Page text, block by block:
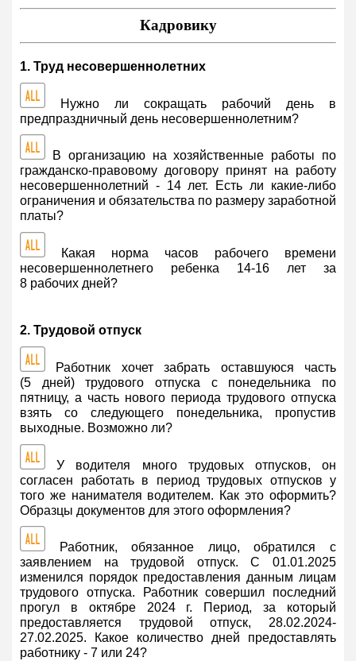
Кадровику
1. Труд несовершеннолетних
Нужно ли сокращать рабочий день в
предпраздничный день несовершеннолетним?
В организацию на хозяйственные работы по
гражданско-правовому договору принят на работу
несовершеннолетний - 14 лет. Есть ли какие-либо
ограничения и обязательства по размеру заработной
платы?
Какая норма часов рабочего времени
несовершеннолетнего ребенка 14-16 лет за
8 рабочих дней?
2. Трудовой отпуск
Работник хочет забрать оставшуюся часть
(5 дней) трудового отпуска с понедельника по
пятницу, а часть нового периода трудового отпуска
взять со следующего понедельника, пропустив
выходные. Возможно ли?
У водителя много трудовых отпусков, он
согласен работать в период трудовых отпусков у
того же нанимателя водителем. Как это оформить?
Образцы документов для этого оформления?
Работник, обязанное лицо, обратился с
заявлением на трудовой отпуск. С 01.01.2025
изменился порядок предоставления данным лицам
трудового отпуска. Работник совершил последний
прогул в октябре 2024 г. Период, за который
предоставляется трудовой отпуск, 28.02.2024-
27.02.2025. Какое количество дней предоставлять
работнику - 7 или 24?